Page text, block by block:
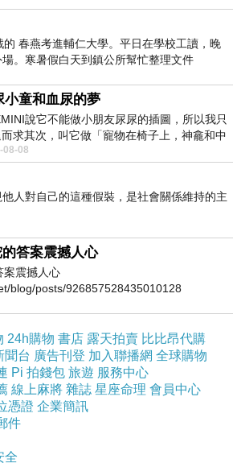
卻如此意興闌珊。
，而因為如此緩慢所以也沒
半調子的窩在剛到手的多功能
附近，假裝看不到其它近乎等
續咖啡配電視。
被空間掐住脖子的感覺，好
空間，只有自己。
東西會被撿回來的狀態下，
減了。）
自己，就算只有一點點，也
一樣，有的時候為了激勵自
對比照，以免覺得自己好像白
個車庫喔！跟國外一樣來個自
後賣不掉的最後會有慈善車、
載走。
的 春燕考進輔仁大學。平日在學校工讀，晚
場。寒暑假白天到鎮公所幫忙整理文件
小童和血尿的夢
說它不能做小朋友尿尿的插圖，所以我只
求其次，叫它做「寵物在椅子上，神龕和中
孔」的畫了。 六月底
08-08
人對自己的這種假裝，是社會關係維持的主
答案震撼人心
案震撼人心
blog/posts/926857528435010128
24h購物 書店 露天拍賣 比比昂代購
聞台 廣告刊登 加入聯播網 全球購物
Pi 拍錢包 旅遊 服務中心
線上麻將 雜誌 星座命理 會員中心
憑證 企業簡訊
件
全